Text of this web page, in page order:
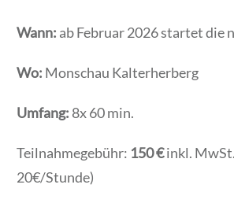
Wann: ab Februar 2026 startet die
Wo: Monschau Kalterherberg
Umfang: 8x 60 min.
Teilnahmegebühr: 150 €inkl. MwSt.
20€/Stunde)